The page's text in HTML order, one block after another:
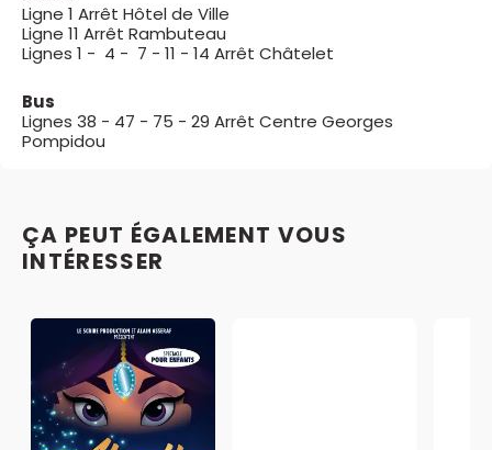
Ligne 1 Arrêt Hôtel de Ville
Ligne 11 Arrêt Rambuteau
Lignes 1 - 4 - 7 - 11 - 14 Arrêt Châtelet
Bus
Lignes 38 - 47 - 75 - 29 Arrêt Centre Georges
Pompidou
ÇA PEUT ÉGALEMENT VOUS
INTÉRESSER